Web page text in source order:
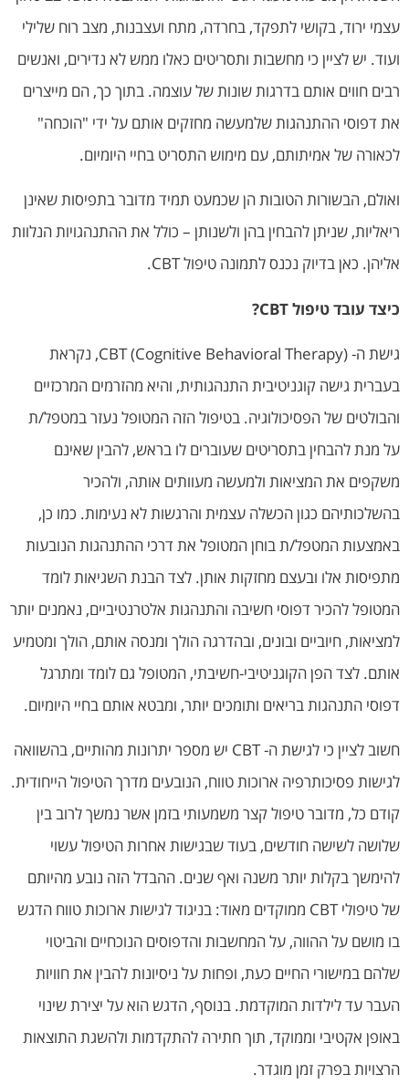
עצמי ירוד, בקושי לתפקד, בחרדה, מתח ועצבנות, מצב רוח שלילי
ועוד. יש לציין כי מחשבות ותסריטים כאלו ממש לא נדירים, ואנשים
רבים חווים אותם בדרגות שונות של עוצמה. בתוך כך, הם מייצרים
את דפוסי ההתנהגות שלמעשה מחזקים אותם על ידי "הוכחה"
לכאורה של אמיתותם, עם מימוש התסריט בחיי היומיום.
ואולם, הבשורות הטובות הן שכמעט תמיד מדובר בתפיסות שאינן
ריאליות, שניתן להבחין בהן ולשנותן – כולל את ההתנהגויות הנלוות
אליהן. כאן בדיוק נכנס לתמונה טיפול CBT.
כיצד עובד טיפולCBT?
גישת ה- CBT (Cognitive Behavioral Therapy), נקראת
בעברית גישה קוגניטיבית התנהגותית, והיא מהזרמים המרכזיים
והבולטים של הפסיכולוגיה. בטיפול הזה המטופל נעזר במטפל/ת
על מנת להבחין בתסריטים שעוברים לו בראש, להבין שאינם
משקפים את המציאות ולמעשה מעוותים אותה, ולהכיר
בהשלכותיהם כגון הכשלה עצמית והרגשות לא נעימות. כמו כן,
באמצעות המטפל/ת בוחן המטופל את דרכי ההתנהגות הנובעות
מתפיסות אלו ובעצם מחזקות אותן. לצד הבנת השגיאות לומד
המטופל להכיר דפוסי חשיבה והתנהגות אלטרנטיביים, נאמנים יותר
למציאות, חיוביים ובונים, ובהדרגה הולך ומנסה אותם, הולך ומטמיע
אותם. לצד הפן הקוגניטיבי-חשיבתי, המטופל גם לומד ומתרגל
דפוסי התנהגות בריאים ותומכים יותר, ומבטא אותם בחיי היומיום.
חשוב לציין כי לגישת ה- CBT יש מספר יתרונות מהותיים, בהשוואה
לגישות פסיכותרפיה ארוכות טווח, הנובעים מדרך הטיפול הייחודית.
קודם כל, מדובר טיפול קצר משמעותי בזמן אשר נמשך לרוב בין
שלושה לשישה חודשים, בעוד שבגישות אחרות הטיפול עשוי
להימשך בקלות יותר משנה ואף שנים. ההבדל הזה נובע מהיותם
של טיפולי CBT ממוקדים מאוד: בניגוד לגישות ארוכות טווח הדגש
בו מושם על ההווה, על המחשבות והדפוסים הנוכחיים והביטוי
שלהם במישורי החיים כעת, ופחות על ניסיונות להבין את חוויות
העבר עד לילדות המוקדמת. בנוסף, הדגש הוא על יצירת שינוי
באופן אקטיבי וממוקד, תוך חתירה להתקדמות ולהשגת התוצאות
הרצויות בפרק זמן מוגדר.